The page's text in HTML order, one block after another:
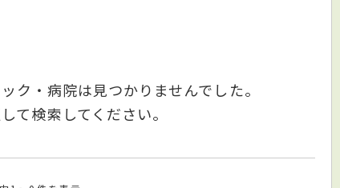
ク・病院は見つかりませんでした。
て検索してください。